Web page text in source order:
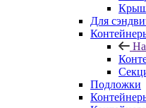
Для
Подложки